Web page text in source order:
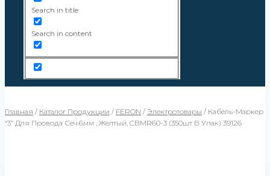
Search in title
Search in content
Главная / Каталог Продукции / FERON / Электротовары / Кабель-Маркер
“3” Для Провода Сеч.6мм , Желтый, CBMR60-3 (350шт В Упак) 39126